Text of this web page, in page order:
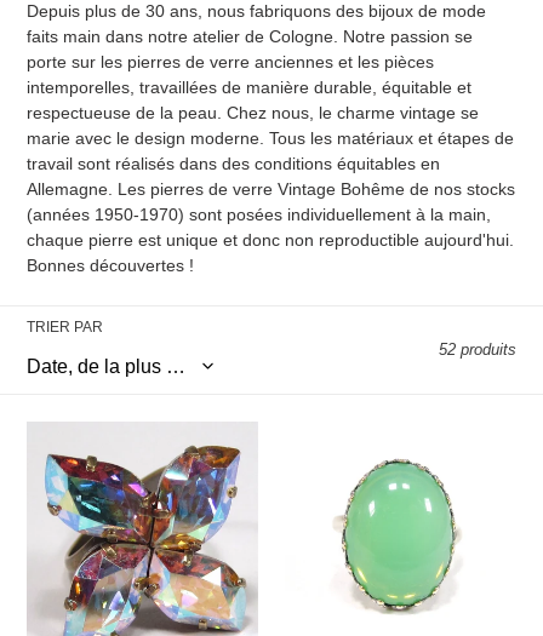
e
c
t
i
o
n
Depuis plus de 30 ans, nous fabriquons des bijoux de mode
faits main dans notre atelier de Cologne. Notre passion se
porte sur les pierres de verre anciennes et les pièces
intemporelles, travaillées de manière durable, équitable et
respectueuse de la peau. Chez nous, le charme vintage se
marie avec le design moderne. Tous les matériaux et étapes de
travail sont réalisés dans des conditions équitables en
Allemagne. Les pierres de verre Vintage Bohême de nos stocks
(années 1950-1970) sont posées individuellement à la main,
chaque pierre est unique et donc non reproductible aujourd'hui.
Bonnes découvertes !
TRIER PAR
52 produits
1960s
Cristal
Bronze
Anciens
Strass